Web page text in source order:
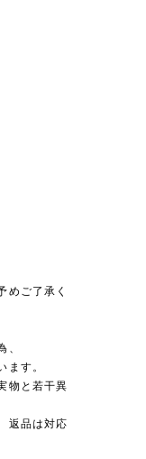
ご了承く
、
す。
物と若干異
返品は対応